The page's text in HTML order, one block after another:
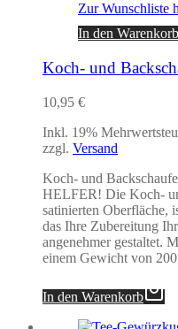
Zur Wunschliste
In den Warenkorb
Koch- und
10,95 €
Inkl. 19%
zzgl. Versand
Koch- und
HELFER! Die Koch-
satinierten Oberfläche,
das Ihre Zubereitung
angenehmer gestaltet.
einem Gewicht von
In den Warenkorb